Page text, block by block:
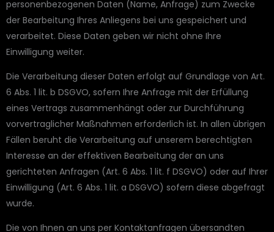
personenbezogenen Daten (Name, Anfrage) zum Zwecke
der Bearbeitung Ihres Anliegens bei uns gespeichert und
verarbeitet. Diese Daten geben wir nicht ohne Ihre
Einwilligung weiter.
Die Verarbeitung dieser Daten erfolgt auf Grundlage von Art.
6 Abs. 1 lit. b DSGVO, sofern Ihre Anfrage mit der Erfüllung
eines Vertrags zusammenhängt oder zur Durchführung
vorvertraglicher Maßnahmen erforderlich ist. In allen übrigen
Fällen beruht die Verarbeitung auf unserem berechtigten
Interesse an der effektiven Bearbeitung der an uns
gerichteten Anfragen (Art. 6 Abs. 1 lit. f DSGVO) oder auf Ihrer
Einwilligung (Art. 6 Abs. 1 lit. a DSGVO) sofern diese abgefragt
wurde.
Die von Ihnen an uns per Kontaktanfragen übersandten